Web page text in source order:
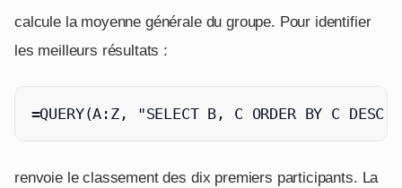
calcule la moyenne générale du groupe. Pour identifier
les meilleurs résultats :
=QUERY(A:Z, "SELECT B, C ORDER BY C
renvoie le classement des dix premiers participants. La